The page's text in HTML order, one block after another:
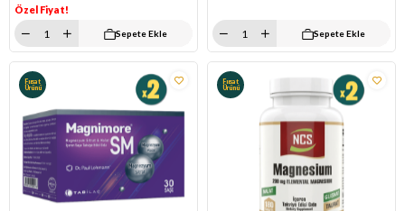
Özel Fiyat!
Sepete Ekle Sepete Ekle
Fırsat
Ürünü
Fırsat
Ürünü